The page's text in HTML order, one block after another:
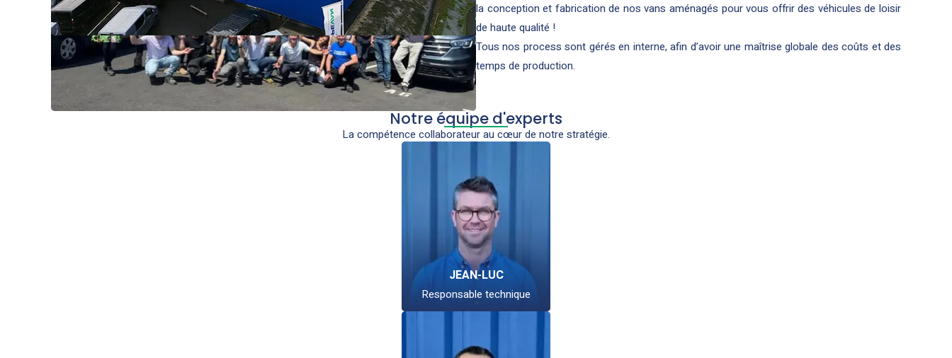
la conception et fabrication de nos vans aménagés pour vous offrir des véhicules de loisir
de haute qualité !
Tous nos process sont gérés en interne, afin d’avoir une maîtrise globale des coûts et des
temps de production.
Notre équipe d'experts
La compétence collaborateur au cœur de notre stratégie.
JEAN-LUC
Responsable technique